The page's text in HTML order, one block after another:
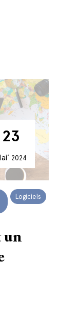
23
2024
Logiciels
un